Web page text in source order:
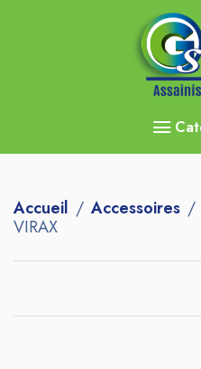
Accueil Accessoires
VIRAX